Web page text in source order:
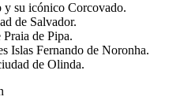
y su icónico Corcovado.
de Salvador.
Praia de Pipa.
Islas Fernando de Noronha.
de Olinda.